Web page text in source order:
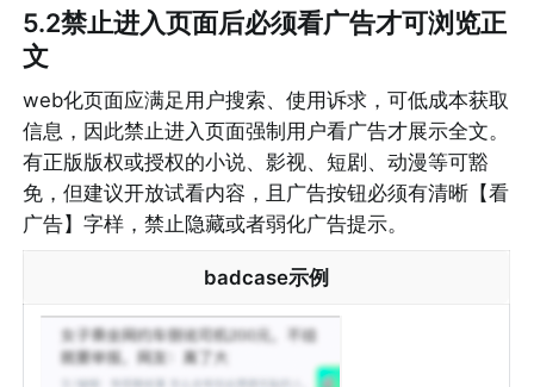
5.2禁止进入页面后必须看广告才可浏览正
文
web化页面应满足用户搜索、使用诉求，可低成本获取
信息，因此禁止进入页面强制用户看广告才展示全文。
有正版版权或授权的小说、影视、短剧、动漫等可豁
免，但建议开放试看内容，且广告按钮必须有清晰【看
广告】字样，禁止隐藏或者弱化广告提示。
badcase示例